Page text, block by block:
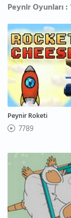
Peynir Oyunları :
Peynir Roketi
7789